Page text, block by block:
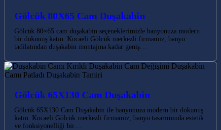
Gölcük 80X65 Cam Duşakabin
Gölcük 80×65 cam duşakabin seçeneklerimizle banyonuza modern
bir dokunuş katın. Kocaeli Gölcük merkezli firmamız, banyo
tadilatından duşakabin montajına kadar geniş…
Gölcük 65X130 Cam Duşakabin
Gölcük 65X130 Cam Duşakabin ile banyonuza modern bir dokunuş
katın. Kocaeli Gölcük merkezli firmamız, banyo tasarımında estetik
ve fonksiyonelliği bir…